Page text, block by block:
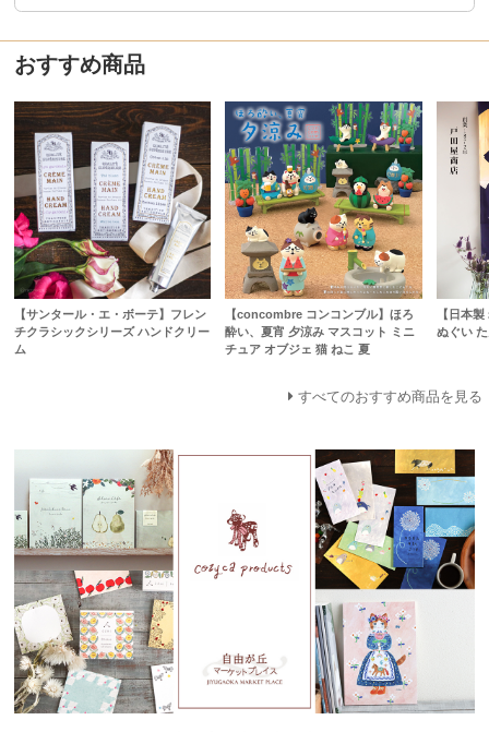
おすすめ商品
【サンタール・エ・ボーテ】フレン
チクラシックシリーズ ハンドクリー
ム
【concombre コンコンブル】ほろ
酔い、夏宵 夕涼み マスコット ミニ
チュア オブジェ 猫 ねこ 夏
【日本
ぬぐい
すべてのおすすめ商品を見る